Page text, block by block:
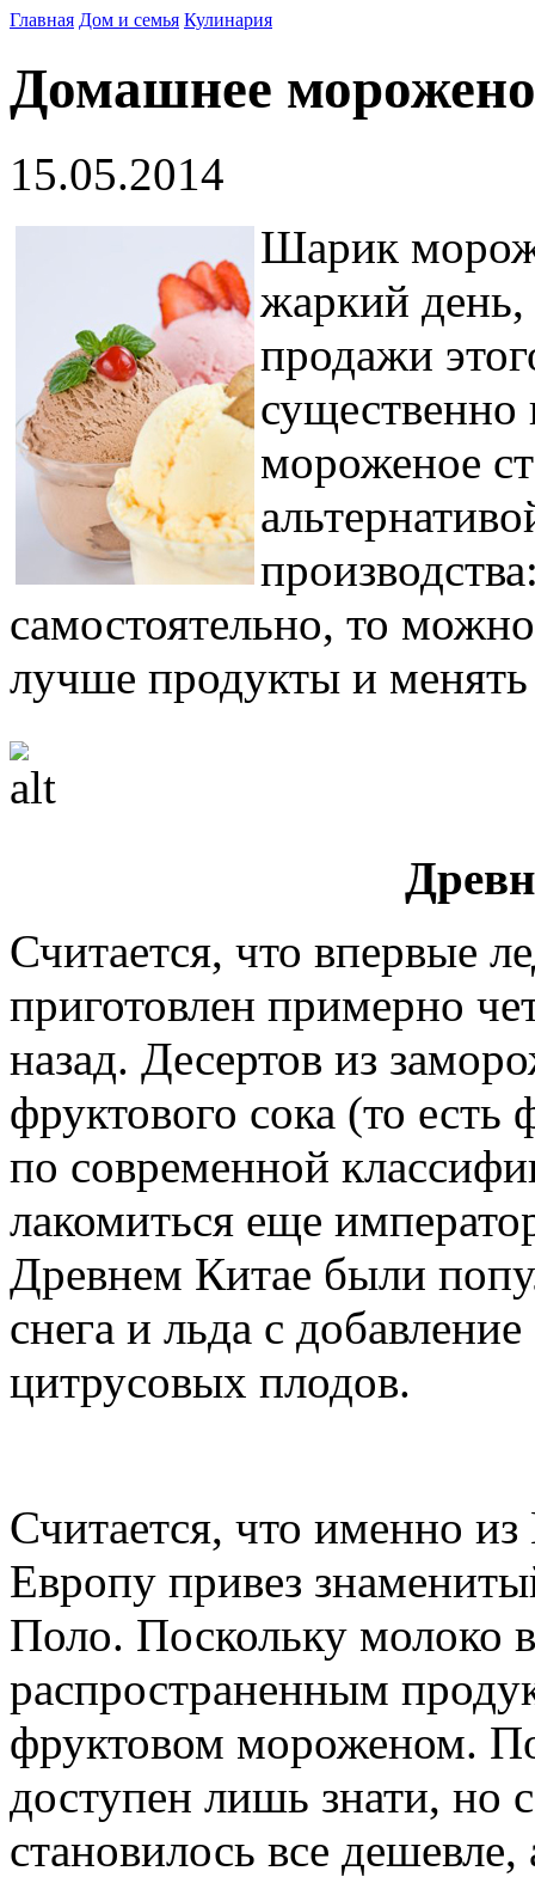
Главная Дом и семья Кулинария
Домашнее
15.05.2014
Шарик
жаркий день,
продажи
мороженое
самостоятельно, то
лучше продукты и менять
Считается, что впервые
приготовлен примерно
назад. Десертов из
фруктового сока (то
по современной
лакомиться еще
Древнем Китае были
снега и льда с
цитрусовых плодов.
Считается, что именно
Европу привез
Поло. Поскольку молоко
распространенным
фруктовом мороженом.
доступен лишь знати, но
становилось все